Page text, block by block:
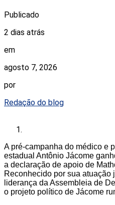
Publicado
2 dias atrás
em
agosto 7, 2026
por
Redação do blog
A pré-campanha do médico e
estadual Antônio Jácome
a declaração de apoio de
Reconhecido por sua atuação
liderança da Assembleia de
o projeto político de Jácome